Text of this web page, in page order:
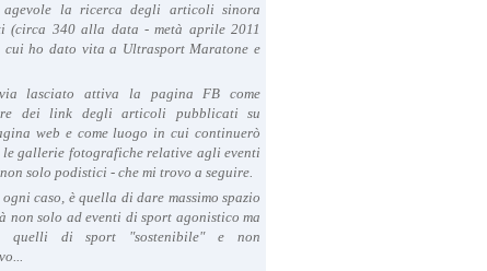
agevole la ricerca degli articoli sinora
(circa 340 alla data - metà aprile 2011
ho dato vita a Ultrasport Maratone e
lasciato attiva la pagina FB come
dei link degli articoli pubblicati su
web e come luogo in cui continuerò
gallerie fotografiche relative agli eventi
solo podistici - che mi trovo a seguire.
caso, è quella di dare massimo spazio
non solo ad eventi di sport agonistico ma
quelli di sport "sostenibile" e non